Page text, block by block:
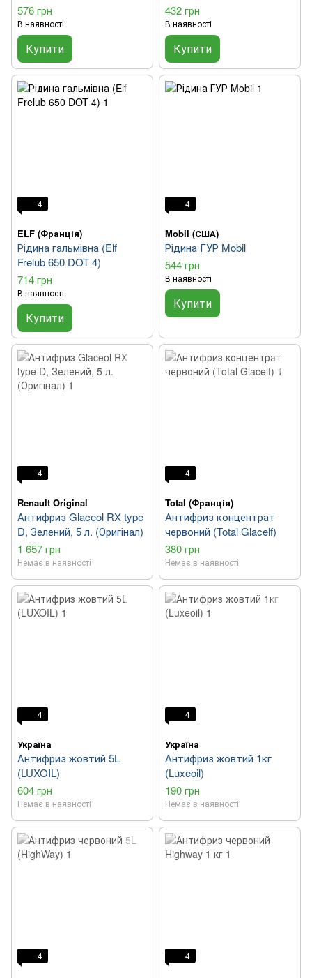
576 грн
В наявності
Купити
432 грн
В наявності
Купити
4
ELF (Франція)
Рідина гальмівна (Elf
Frelub 650 DOT 4)
714 грн
В наявності
Купити
4
Mobil (США)
Рідина ГУР Mobil
544 грн
В наявності
Купити
4
Renault Original
Антифриз Glaceol RX type
D, Зелений, 5 л. (Оригінал)
1 657 грн
Немає в наявності
4
Total (Франція)
Антифриз концентрат
червоний (Total Glacelf)
380 грн
Немає в наявності
4
Україна
Антифриз жовтий 5L
(LUXOIL)
604 грн
Немає в наявності
4
Україна
Антифриз жовтий 1кг
(Luxeoil)
190 грн
Немає в наявності
4 4